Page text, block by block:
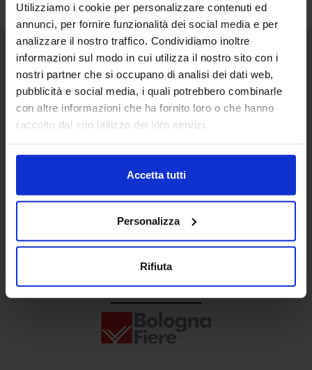
Utilizziamo i cookie per personalizzare contenuti ed
annunci, per fornire funzionalità dei social media e per
analizzare il nostro traffico. Condividiamo inoltre
informazioni sul modo in cui utilizza il nostro sito con i
nostri partner che si occupano di analisi dei dati web,
pubblicità e social media, i quali potrebbero combinarle
con altre informazioni che ha fornito loro o che hanno
raccolto dal suo utilizzo dei loro servizi.
Accetta tutti
Personalizza
Rifiuta
Senaf srl
+ 39 02.332039460
Progetto e direzione